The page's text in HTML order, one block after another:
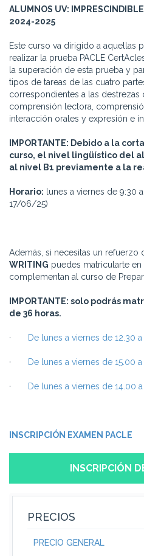
ALUMNOS UV:
2024-2025
Este curso va dirigido a aquellas
realizar la prueba PACLE
la superación de esta prueba y
tipos de tareas de las cuatro
correspondientes a las destrezas
comprensión lectora,
interacción orales y expresión e
IMPORTANTE: Debido a la
curso, el nivel lingüístico del
al nivel B1 previamente a la
Horario: lunes a viernes de 9:30
17/06/25)
Además, si necesitas un refuerzo
WRITING puedes matricularte
complementan al curso de
IMPORTANTE: solo podrás
de 36 horas.
· De lunes a viernes de 12.30
· De lunes a viernes de 15.00
· De lunes a viernes de 14.00
INSCRIPCIÓN EXAMEN PACLE
INSCRIPCIÓN
PRECIOS
PRECIO GENERAL